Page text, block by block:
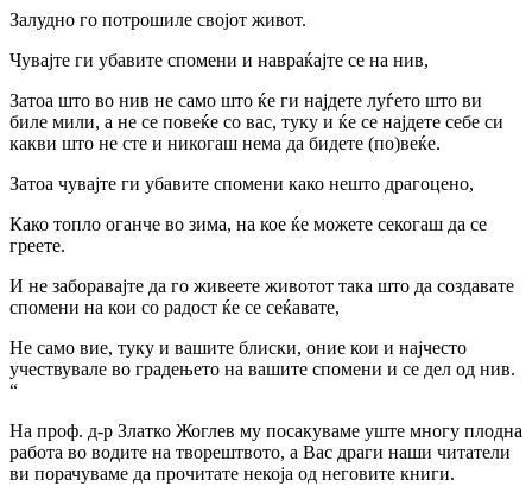
Залудно го потрошиле својот живот.
Чувајте ги убавите спомени и навраќајте се на нив,
Затоа што во нив не само што ќе ги најдете луѓето што ви
биле мили, а не се повеќе со вас, туку и ќе се најдете себе си
какви што не сте и никогаш нема да бидете (по)веќе.
Затоа чувајте ги убавите спомени како нешто драгоцено,
Како топло оганче во зима, на кое ќе можете секогаш да се
греете.
И не заборавајте да го живеете животот така што да создавате
спомени на кои со радост ќе се сеќавате,
Не само вие, туку и вашите блиски, оние кои и најчесто
учествувале во градењето на вашите спомени и се дел од нив.
“
На проф. д-р Златко Жоглев му посакуваме уште многу плодна
работа во водите на творештвото, а Вас драги наши читатели
ви порачуваме да прочитате некоја од неговите книги.